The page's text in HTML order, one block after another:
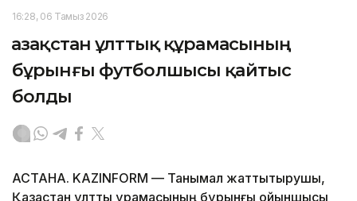
16:28, 06 Тамыз 2026
Қазақстан ұлттық құрамасының
бұрынғы футболшысы қайтыс
болды
АСТАНА. KAZINFORM — Танымал жаттықтырушы,
Қазақстан ұлттық құрамасының бұрынғы ойыншысы